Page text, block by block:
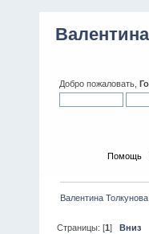
Добро пожаловать,
Помощь
Валентина
Страницы: [1]Вниз